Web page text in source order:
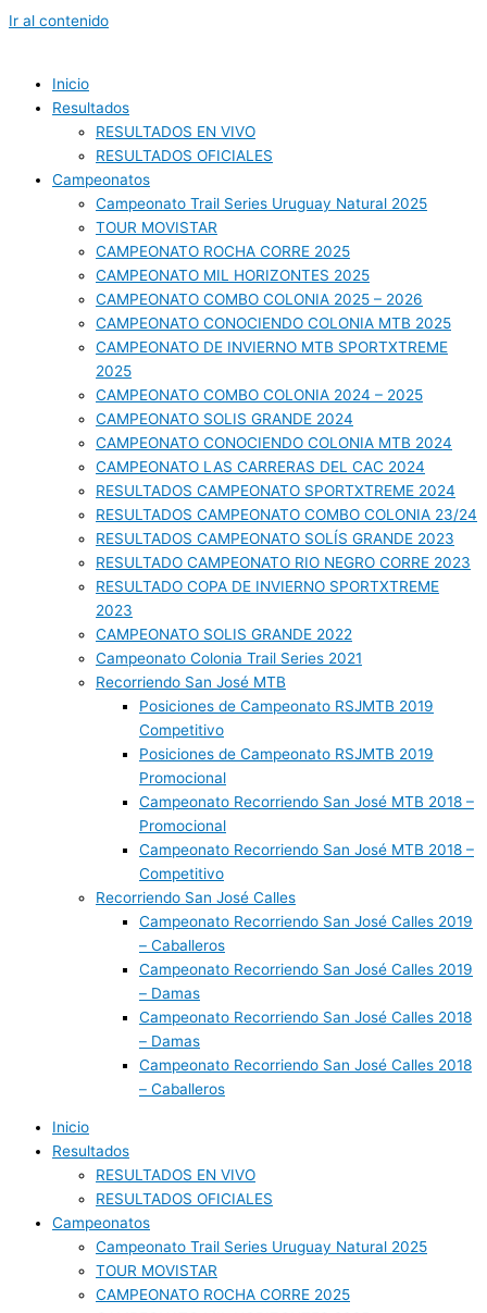
Ir al contenido
Inicio
Resultados
RESULTADOS EN VIVO
RESULTADOS OFICIALES
Campeonatos
Campeonato Trail Series Uruguay Natural 2025
TOUR MOVISTAR
CAMPEONATO ROCHA CORRE 2025
CAMPEONATO MIL HORIZONTES 2025
CAMPEONATO COMBO COLONIA 2025 – 2026
CAMPEONATO CONOCIENDO COLONIA MTB 2025
CAMPEONATO DE INVIERNO MTB SPORTXTREME
2025
CAMPEONATO COMBO COLONIA 2024 – 2025
CAMPEONATO SOLIS GRANDE 2024
CAMPEONATO CONOCIENDO COLONIA MTB 2024
CAMPEONATO LAS CARRERAS DEL CAC 2024
RESULTADOS CAMPEONATO SPORTXTREME 2024
RESULTADOS CAMPEONATO COMBO COLONIA 23/24
RESULTADOS CAMPEONATO SOLÍS GRANDE 2023
RESULTADO CAMPEONATO RIO NEGRO CORRE 2023
RESULTADO COPA DE INVIERNO SPORTXTREME
2023
CAMPEONATO SOLIS GRANDE 2022
Campeonato Colonia Trail Series 2021
Recorriendo San José MTB
Posiciones de Campeonato RSJMTB 2019
Competitivo
Posiciones de Campeonato RSJMTB 2019
Promocional
Campeonato Recorriendo San José MTB 2018 –
Promocional
Campeonato Recorriendo San José MTB 2018 –
Competitivo
Recorriendo San José Calles
Campeonato Recorriendo San José Calles 2019
– Caballeros
Campeonato Recorriendo San José Calles 2019
– Damas
Campeonato Recorriendo San José Calles 2018
– Damas
Campeonato Recorriendo San José Calles 2018
– Caballeros
Inicio
Resultados
RESULTADOS EN VIVO
RESULTADOS OFICIALES
Campeonatos
Campeonato Trail Series Uruguay Natural 2025
TOUR MOVISTAR
CAMPEONATO ROCHA CORRE 2025